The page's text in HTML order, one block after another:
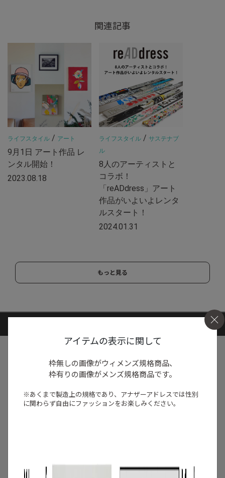
関連記事
ライフスタイル / アート
9月1日 アート作品 レ
ンタル開始！
2023.08.18
ライフスタイル / サステナブ
ル
8人のアーティストと
コラボ！
「reADdress」アート
作品がいよいよレンタ
ルスタート！
2024.01.31
もっと見る
特集 / NEW NEXT MONTH
2026年8月の新入荷アイテムは？レディー
スのイチオシ商品を一挙公開｜NEW
NEXT MONTH
2026.07.31
アイテムの表示に関して
枠無しの画像がウィメンズ規格商品、
枠有りの画像がメンズ規格商品です。
※あくまで製造上の規格であり、アナザーアドレスでは性別
に関わらず自由にファッションをお楽しみください。